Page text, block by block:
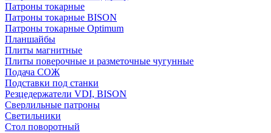
Патроны токарные
Патроны токарные BISON
Патроны токарные Optimum
Планшайбы
Плиты магнитные
Плиты поверочные и разметочные чугунные
Подача СОЖ
Подставки под станки
Резцедержатели VDI, BISON
Сверлильные патроны
Светильники
Стол поворотный